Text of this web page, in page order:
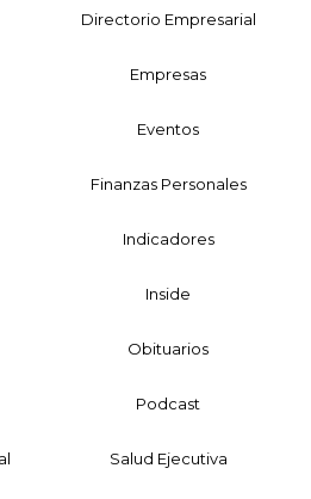
Directorio Empresarial
Empresas
Eventos
Finanzas Personales
Indicadores
Inside
Obituarios
Podcast
Salud Ejecutiva